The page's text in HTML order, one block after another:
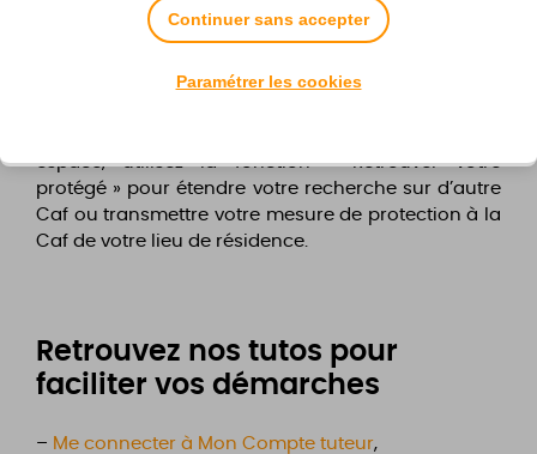
Vous êtes tuteur et vous n’avez pas encore de
Tuteur de caf.fr. Votre compte sera alors
espace, utilisez la fonction « Retrouver votre
protégé » pour étendre votre recherche sur d’autre
Caf ou transmettre votre mesure de protection à la
Caf de votre lieu de résidence.
Retrouvez nos tutos pour
faciliter vos démarches
– Me connecter à Mon Compte tuteur,
Continuer sans accepter
Paramétrer les cookies